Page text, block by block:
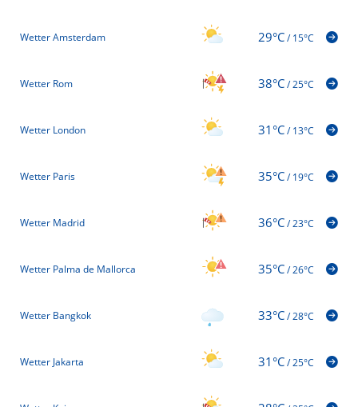
Wetter Amsterdam 29°C/15°C
Wetter Rom 38°C/25°C
Wetter London 31°C/13°C
Wetter Paris 35°C/19°C
Wetter Madrid 36°C/23°C
Wetter Palma de Mallorca 35°C/26°C
Wetter Bangkok 33°C/28°C
Wetter Jakarta 31°C/25°C